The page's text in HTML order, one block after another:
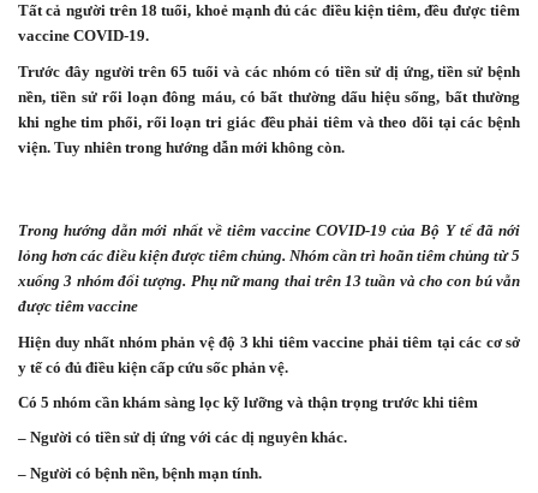
Tất cả người trên 18 tuổi, khoẻ mạnh đủ các điều kiện tiêm, đều được tiêm
vaccine COVID-19.
Trước đây người trên 65 tuổi và các nhóm có tiền sử dị ứng, tiền sử bệnh
nền, tiền sử rối loạn đông máu, có bất thường dấu hiệu sống, bất thường
khi nghe tim phổi, rối loạn tri giác đều phải tiêm và theo dõi tại các bệnh
viện. Tuy nhiên trong hướng dẫn mới không còn.
Trong hướng dẫn mới nhất về tiêm vaccine COVID-19 của Bộ Y tế đã nới
lỏng hơn các điều kiện được tiêm chủng. Nhóm cần trì hoãn tiêm chủng từ 5
xuống 3 nhóm đối tượng. Phụ nữ mang thai trên 13 tuần và cho con bú vẫn
được tiêm vaccine
Hiện duy nhất nhóm phản vệ độ 3 khi tiêm vaccine phải tiêm tại các cơ sở
y tế có đủ điều kiện cấp cứu sốc phản vệ.
Có 5 nhóm cần khám sàng lọc kỹ lưỡng và thận trọng trước khi tiêm
– Người có tiền sử dị ứng với các dị nguyên khác.
– Người có bệnh nền, bệnh mạn tính.